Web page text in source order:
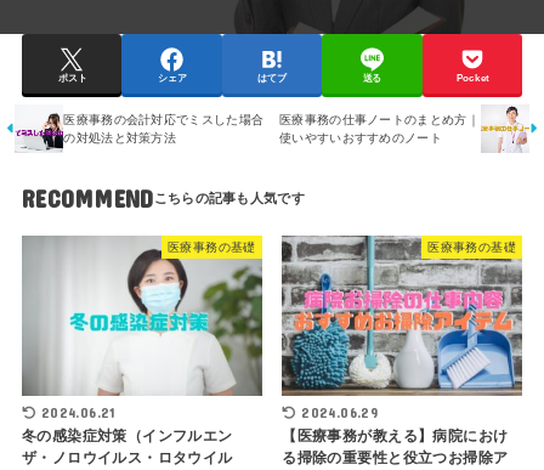
ポスト シェア はてブ 送る Pocket
医療事務の会計対応でミスした場合
の対処法と対策方法
医療事務の仕事ノートのまとめ方｜
使いやすいおすすめのノート
RECOMMEND
医療事務の基礎
2024.06.21
冬の感染症対策（インフルエン
ザ・ノロウイルス・ロタウイル
医療事務の基礎
2024.06.29
【医療事務が教える】病院におけ
る掃除の重要性と役立つお掃除ア